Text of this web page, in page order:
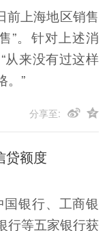
前上海地区销售
”。针对上述消
从来没有过这样
。”
分享至:
贷额度
银行、工商银
行等五家银行获